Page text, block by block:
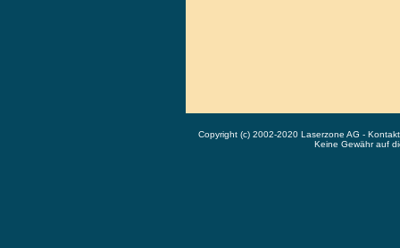
Copyright (c) 2002-2020 Laserzone AG -
Keine Gewähr auf